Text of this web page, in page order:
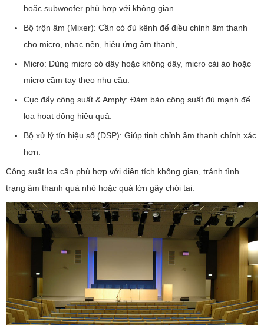
hoặc subwoofer phù hợp với không gian.
Bộ trộn âm (Mixer): Cần có đủ kênh để điều chỉnh âm thanh
cho micro, nhạc nền, hiệu ứng âm thanh,...
Micro: Dùng micro có dây hoặc không dây, micro cài áo hoặc
micro cầm tay theo nhu cầu.
Cục đẩy công suất & Amply: Đảm bảo công suất đủ mạnh để
loa hoạt động hiệu quả.
Bộ xử lý tín hiệu số (DSP): Giúp tinh chỉnh âm thanh chính xác
hơn.
Công suất loa cần phù hợp với diện tích không gian, tránh tình
trạng âm thanh quá nhỏ hoặc quá lớn gây chói tai.